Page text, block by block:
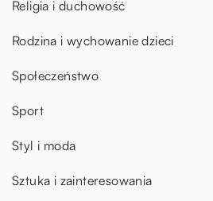
Religia i duchowość
Rodzina i wychowanie dzieci
Społeczeństwo
Sport
Styl i moda
Sztuka i zainteresowania